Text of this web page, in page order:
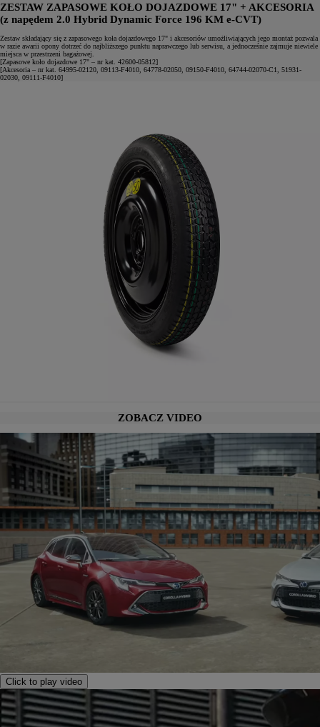
ZESTAW ZAPASOWE KOŁO DOJAZDOWE 17" + AKCESORIA
(z napędem 2.0 Hybrid Dynamic Force 196 KM e-CVT)
Zestaw składający się z zapasowego koła dojazdowego 17" i akcesoriów umożliwiających jego montaż pozwala
w razie awarii opony dotrzeć do najbliższego punktu naprawczego lub serwisu, a jednocześnie zajmuje niewiele
miejsca w przestrzeni bagażowej.
[Zapasowe koło dojazdowe 17" – nr kat. 42600-05812]
[Akcesoria – nr kat. 64995-02120, 09113-F4010, 64778-02050, 09150-F4010, 64744-02070-C1, 51931-
02030, 09111-F4010]
ZOBACZ VIDEO
Click to play video